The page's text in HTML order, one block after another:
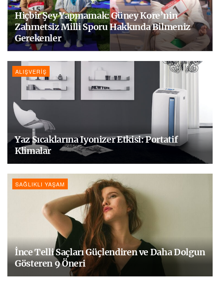
Hiçbir Şey Yapmamak: Güney Kore’nin
Zahmetsiz Milli Sporu Hakkında Bilmeniz
Gerekenler
ALIŞVERIŞ
Yaz Sıcaklarına Iyonizer Etkisi: Portatif
Klimalar
SAĞLIKLI YAŞAM
İnce Telli Saçları Güçlendiren ve Daha Dolgun
Gösteren 9 Öneri